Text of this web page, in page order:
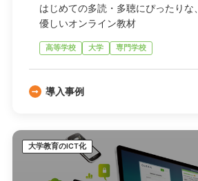
はじめての多読・多聴にぴったりな、
優しいオンライン教材
高等学校 大学 専門学校
導入事例
大学教育のICT化